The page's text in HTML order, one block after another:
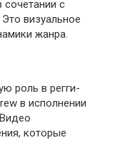
с
визуальное
жанра.
роль в регги-
в исполнении
которые